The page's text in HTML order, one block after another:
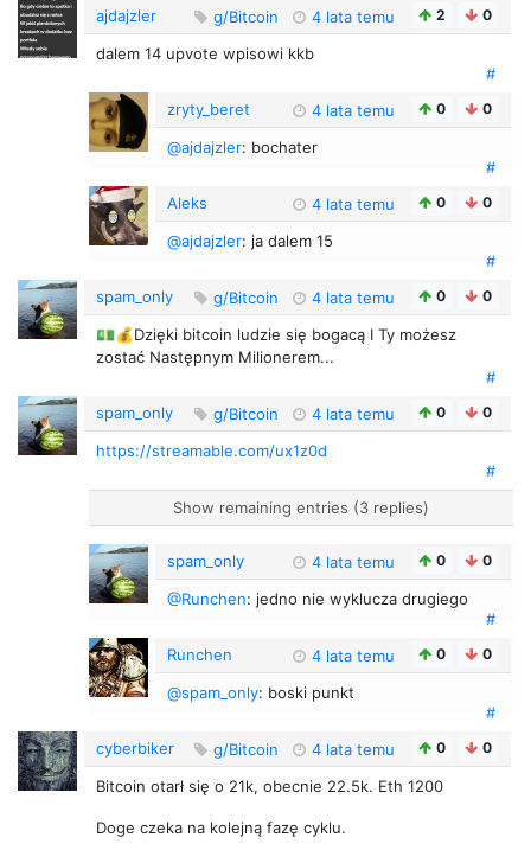
ajdajzler
g/Bitcoin 4 lata temu 2 0
dalem 14 upvote wpisowi kkb
#
zryty_beret
4 lata temu 0 0
@ajdajzler: bochater
#
Aleks
4 lata temu 0 0
@ajdajzler: ja dalem 15
#
spam_only
g/Bitcoin 4 lata temu 0 0
💵💰Dzięki bitcoin ludzie się bogacą I Ty możesz
zostać Następnym Milionerem...
#
spam_only
g/Bitcoin 4 lata temu 0 0
https://streamable.com/ux1z0d
#
Show remaining entries (3 replies)
spam_only 4 lata temu 0 0
@Runchen: jedno nie wyklucza drugiego
#
Runchen
4 lata temu 0 0
@spam_only: boski punkt
#
cyberbiker
g/Bitcoin 4 lata temu 0 0
Bitcoin otarł się o 21k, obecnie 22.5k. Eth 1200
Doge czeka na kolejną fazę cyklu.